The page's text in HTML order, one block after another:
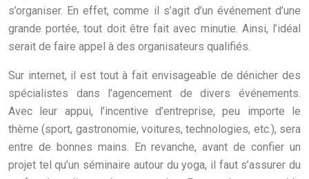
s’organiser. En effet, comme il s’agit d’un événement d’une
grande portée, tout doit être fait avec minutie. Ainsi, l’idéal
serait de faire appel à des organisateurs qualifiés.
Sur internet, il est tout à fait envisageable de dénicher des
spécialistes dans l’agencement de divers événements.
Avec leur appui, l’incentive d’entreprise, peu importe le
thème (sport, gastronomie, voitures, technologies, etc.), sera
entre de bonnes mains. En revanche, avant de confier un
projet tel qu’un séminaire autour du yoga, il faut s’assurer du